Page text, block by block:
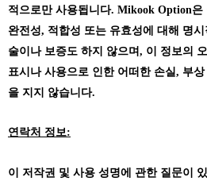
적으로만 사용됩니다. Mikook Option은
완전성, 적합성 또는 유효성에 대해 명
술이나 보증도 하지 않으며, 이 정보의
표시나 사용으로 인한 어떠한 손실, 부
을 지지 않습니다.
연락처 정보:
이 저작권 및 사용 성명에 관한 질문이